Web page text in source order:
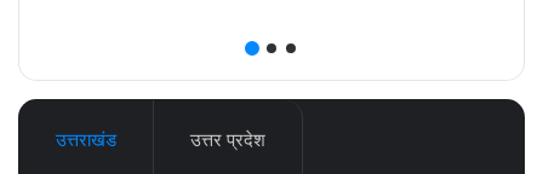
उत्तराखंड उत्तर प्रदेश